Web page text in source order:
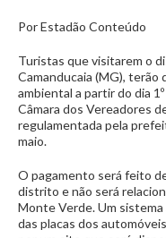
Por Estadão Conteúdo
Turistas que visitarem o
Camanducaia (MG), terão
ambiental a partir do dia
Câmara dos Vereadores
regulamentada pela
maio.
O pagamento será feito
distrito e não será
Monte Verde. Um
das placas dos